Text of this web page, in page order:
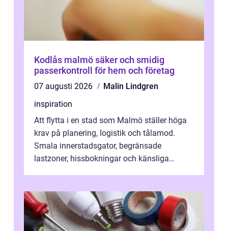
Kodlås malmö säker och smidig
passerkontroll för hem och företag
07 augusti 2026
Malin Lindgren
inspiration
Att flytta i en stad som Malmö ställer höga
krav på planering, logistik och tålamod.
Smala innerstadsgator, begränsade
lastzoner, hissbokningar och känsliga